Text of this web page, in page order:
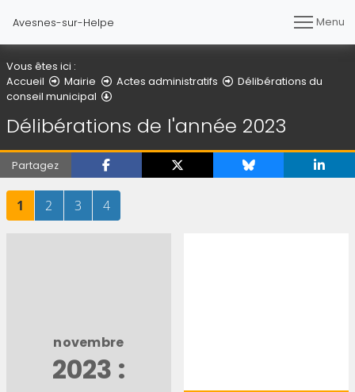
Avesnes-sur-Helpe Menu
Vous êtes ici :
Accueil
Mairie Actes administratifs
Délibérations du
conseil municipal
Délibérations de l'année 2023
Partagez
Page
1 sur 4Page
2 sur 4Page
3sur 4Page
4sur 4
novembre
2023 :